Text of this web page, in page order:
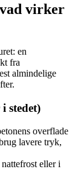
virker
en
fra
almindelige
stedet)
overflade
lavere tryk,
eller i